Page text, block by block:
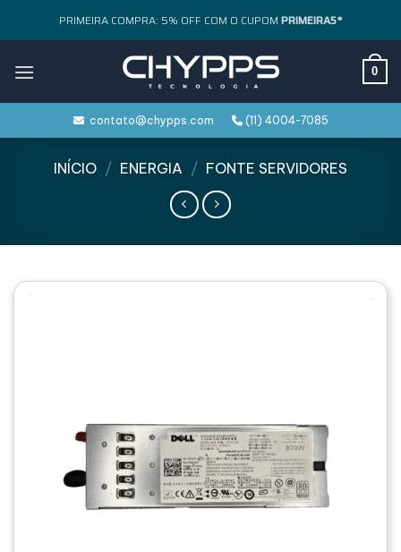
PRIMEIRA COMPRA: 5% OFF COM O CUPOM PRIMEIRA5*
0
contato@chypps.com (11) 4004-7085
INÍCIO / ENERGIA / FONTE SERVIDORES